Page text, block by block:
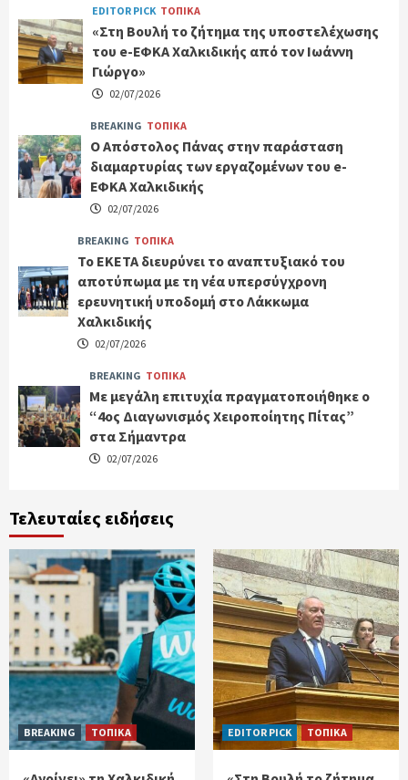
EDITOR PICK ΤΟΠΙΚΑ
«Στη Βουλή το ζήτημα της υποστελέχωσης
του e-ΕΦΚΑ Χαλκιδικής από τον Ιωάννη
Γιώργο»
02/07/2026
BREAKING ΤΟΠΙΚΑ
Ο Απόστολος Πάνας στην παράσταση
διαμαρτυρίας των εργαζομένων του e-
ΕΦΚΑ Χαλκιδικής
02/07/2026
BREAKING ΤΟΠΙΚΑ
Το ΕΚΕΤΑ διευρύνει το αναπτυξιακό του
αποτύπωμα με τη νέα υπερσύγχρονη
ερευνητική υποδομή στο Λάκκωμα
Χαλκιδικής
02/07/2026
BREAKING ΤΟΠΙΚΑ
Με μεγάλη επιτυχία πραγματοποιήθηκε ο
“4ος Διαγωνισμός Χειροποίητης Πίτας”
στα Σήμαντρα
02/07/2026
Τελευταίες ειδήσεις
BREAKING ΤΟΠΙΚΑ EDITOR PICK ΤΟΠΙΚΑ